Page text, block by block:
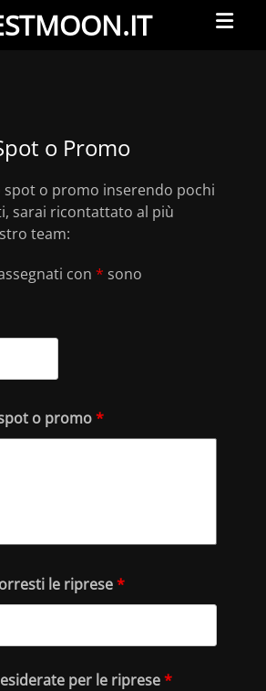
Menu
o Promo
spot o promo inserendo pochi
sarai ricontattato al più
team:
con * sono
o promo*
le riprese*
per le riprese*